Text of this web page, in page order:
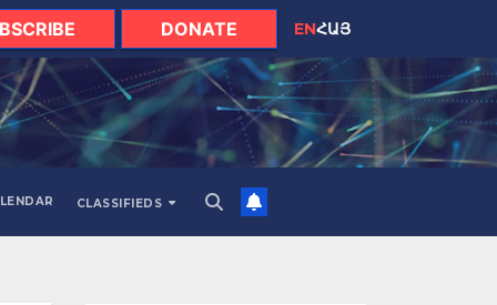
DONATE ENՀԱՅ
CLASSIFIEDS